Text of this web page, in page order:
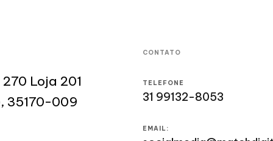
Loja 201
35170-009
CONTATO
TELEFONE
31 99132-8053
EMAIL: